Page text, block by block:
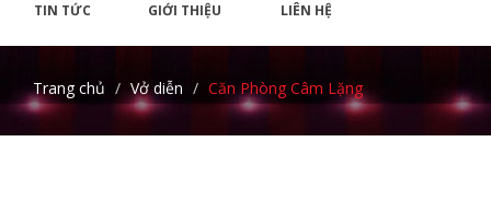
TIN TỨC
GIỚI THIỆU LIÊN HỆ
Trang chủ Vở diễn Căn Phòng Câm Lặng